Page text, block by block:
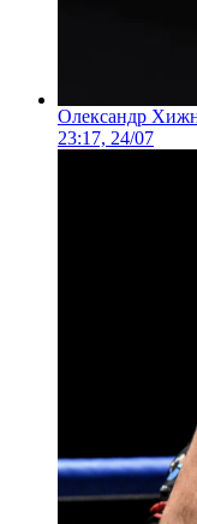
Олександр
23:17, 24/07